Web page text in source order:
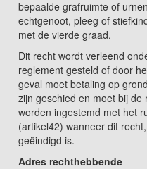
bepaalde grafruimte of
echtgenoot, pleeg of
met de vierde graad.
Dit recht wordt verleend
reglement gesteld of door
geval moet betaling op
zijn geschied en moet bij
worden ingestemd met het
(artikel42) wanneer dit
geëindigd is.
Adres rechthebbende